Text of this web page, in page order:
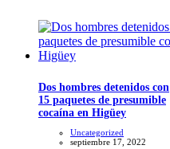
Dos hombres detenidos con
15 paquetes de presumible
cocaína en Higüey
Uncategorized
septiembre 17, 2022